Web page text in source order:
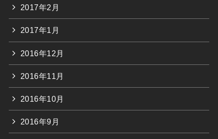
2017年2月
2017年1月
2016年12月
2016年11月
2016年10月
2016年9月